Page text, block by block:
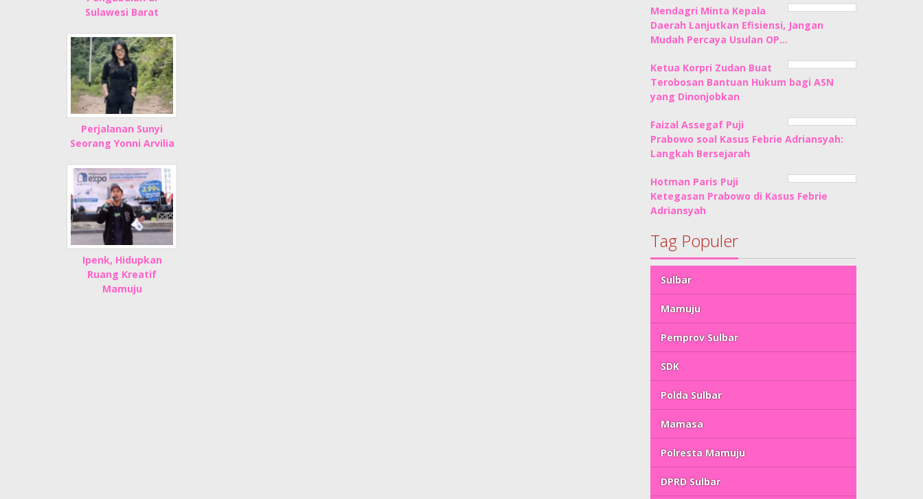
Sulawesi Barat
Perjalanan Sunyi
Seorang Yonni Arvilia
Ipenk, Hidupkan
Ruang Kreatif
Mamuju
Mendagri Minta Kepala
Daerah Lanjutkan Efisiensi, Jangan
Mudah Percaya Usulan OP…
Ketua Korpri Zudan Buat
Terobosan Bantuan Hukum bagi ASN
yang Dinonjobkan
Faizal Assegaf Puji
Prabowo soal Kasus Febrie Adriansyah:
Langkah Bersejarah
Hotman Paris Puji
Ketegasan Prabowo di Kasus Febrie
Adriansyah
Tag Populer
Sulbar
Mamuju
Pemprov Sulbar
SDK
Polda Sulbar
Mamasa
Polresta Mamuju
DPRD Sulbar